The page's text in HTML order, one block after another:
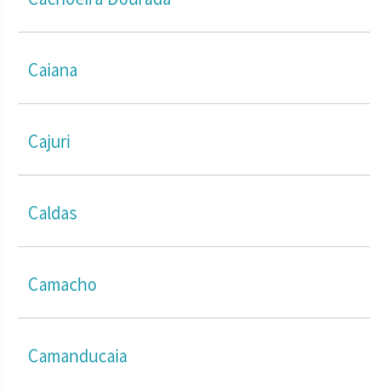
Caiana
Cajuri
Caldas
Camacho
Camanducaia